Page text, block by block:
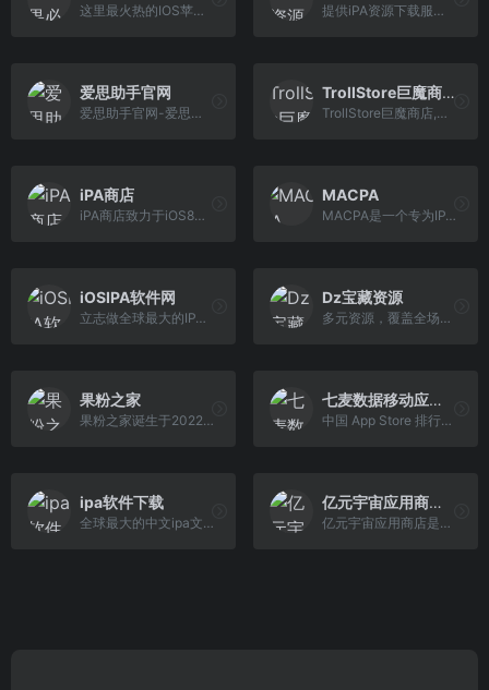
这里最火热的IOS苹果软件下载基地，汇集了海量苹果IOS应用软件，常用最新的IOS必备应用推荐，最贴心的分享下载，让您轻松的找到您喜爱的软件！为广大的iPhone手机用户提供最新最快的Ios软件下载服务! 提供iPA资源下载服务,为您收集最全iPhone,iPad,iPod软件的IPA文件,IOS系统的资源ipa下载,还有更多原版砸壳,网球规则,螃蟹规则,圈X规则,数据备份,免费证书,开心版软件,越狱插件,尽 在ipapark.com
爱思助手官网
爱思助手官网-爱思助手是一款专业的苹果刷机助手、苹果越狱助手，同时配有爱思助手PC端、爱思助手mac版、爱思助手移动端、爱思加强版。专为苹果用户提供百万iPhone、iPad软件、游 戏、铃声、壁纸资源安全快速免费下载。
TrollStore巨魔商店
TrollStore巨魔商店,任意安装应用工具
iPA商店
iPA商店致力于iOS8以上的iPA资源下载和分享
MACPA
MACPA是一个专为IPA砸壳解密而诞生的平台，提供IOS手机软件应用IPA包的砸壳解密及相关资源的下载、安装、教程等服务，这里是一个优质的砸壳软件社区，在这里你可以找到与你拥有同 样兴趣的好朋友一起游玩。
iOSIPA软件网
立志做全球最大的IPA分享网站, 提供在线iOS应用下载服务，为您搜集最全、最专业的iPhone,iPad,iPod软件与IPA文件, 支持iOS4,iOS5,iOS6软件,iOS7软件,iOS8,iOS9软件在线安装以及IPA文件下载。
Dz宝藏资源
多元资源，覆盖全场景：网罗 M3U8 源、观影神器，解锁影音娱乐新体验；提供 iOS 资源、安卓资源，适配不同设备需求；更有企业证书、签名工具、越狱工具，助力设
果粉之家
果粉之家诞生于2022年9月1日,与巨魔Trollstore发布是同一天,也是较早建立的关于苹果第三方应用商店，同时集论坛功能于一身，是人气中文iPhone,iPad,MAC社区,也是全球关于iPhone讨 论的领先网上社区,果粉之家网站提供iPhone软件评测,音乐,电影,应用下载等服务.
七麦数据移动应用榜单
中国 App Store 排行榜实时更新。
ipa软件下载
全球最大的中文ipa文件下载网站, 提供在线iOS应用下载服务，为您搜集最全、最专业的iPhone软件与IPA文件, 支持iOS4,iOS5,iOS6软件,iOS7软件,iOS8,iOS9软件下载。
亿元宇宙应用商店官网
亿元宇宙应用商店是为您提供有趣好玩的app平台。